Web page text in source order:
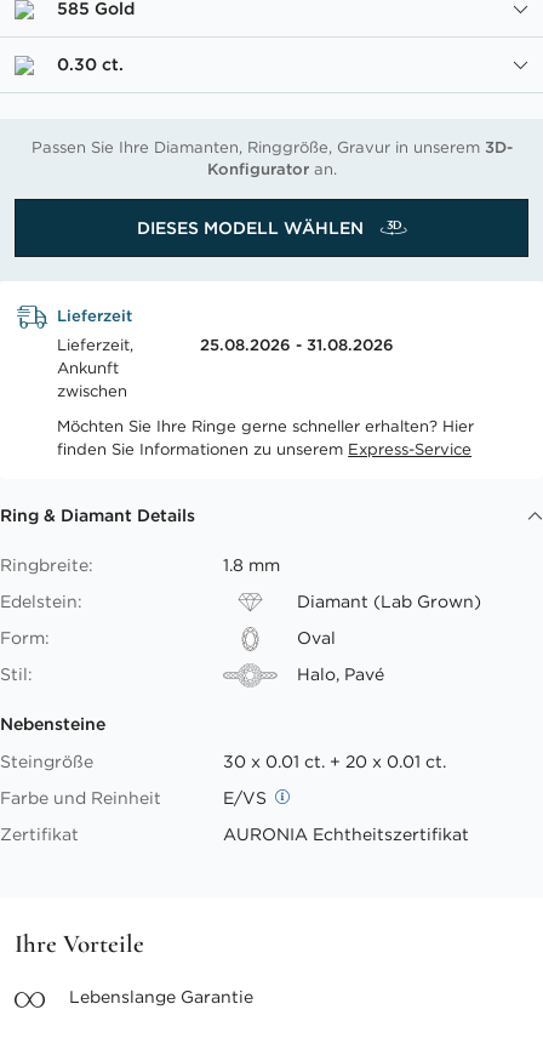
585 Gold
0.30 ct.
Passen Sie Ihre Diamanten, Ringgröße, Gravur in unserem 3D-
Konfiguratoran.
DIESES MODELL WÄHLEN
Lieferzeit
Lieferzeit,
Ankunft
zwischen
25.08.2026 - 31.08.2026
Möchten Sie Ihre Ringe gerne schneller erhalten? Hier
finden Sie Informationen zu unserem Express-Service
Ring & Diamant Details
Ringbreite:
1.8 mm
Edelstein:
Diamant (Lab Grown)
Form:
Oval
Stil:
Halo, Pavé
Nebensteine
Steingröße
30 x 0.01 ct. + 20 x 0.01 ct.
Farbe und Reinheit
E/VS
Zertifikat
AURONIA Echtheitszertifikat
Ihre Vorteile
Lebenslange Garantie